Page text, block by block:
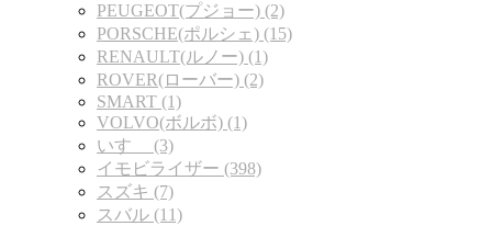
PEUGEOT(プジョー) (2)
PORSCHE(ポルシェ) (15)
RENAULT(ルノー) (1)
ROVER(ローバー) (2)
SMART (1)
VOLVO(ボルボ) (1)
いすゞ (3)
イモビライザー (398)
スズキ (7)
スバル (11)